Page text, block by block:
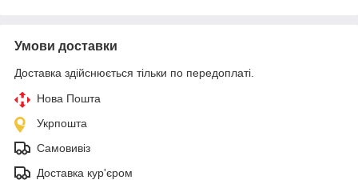
Умови доставки
Доставка здійснюється тільки по передоплаті.
Нова Пошта
Укрпошта
Самовивіз
Доставка кур'єром